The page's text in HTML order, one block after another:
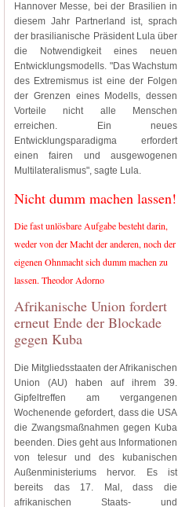
Hannover Messe, bei der Brasilien in
diesem Jahr Partnerland ist, sprach
der brasilianische Präsident Lula über
die Notwendigkeit eines neuen
Entwicklungsmodells. "Das Wachstum
des Extremismus ist eine der Folgen
der Grenzen eines Modells, dessen
Vorteile nicht alle Menschen
erreichen. Ein neues
Entwicklungsparadigma erfordert
einen fairen und ausgewogenen
Multilateralismus", sagte Lula.
Nicht dumm machen lassen!
Die fast unlösbare Aufgabe besteht darin,
weder von der Macht der anderen, noch der
eigenen Ohnmacht sich dumm machen zu
lassen. Theodor Adorno
Afrikanische Union fordert
erneut Ende der Blockade
gegen Kuba
Die Mitgliedsstaaten der Afrikanischen
Union (AU) haben auf ihrem 39.
Gipfeltreffen am vergangenen
Wochenende gefordert, dass die USA
die Zwangsmaßnahmen gegen Kuba
beenden. Dies geht aus Informationen
von telesur und des kubanischen
Außenministeriums hervor. Es ist
bereits das 17. Mal, dass die
afrikanischen Staats- und